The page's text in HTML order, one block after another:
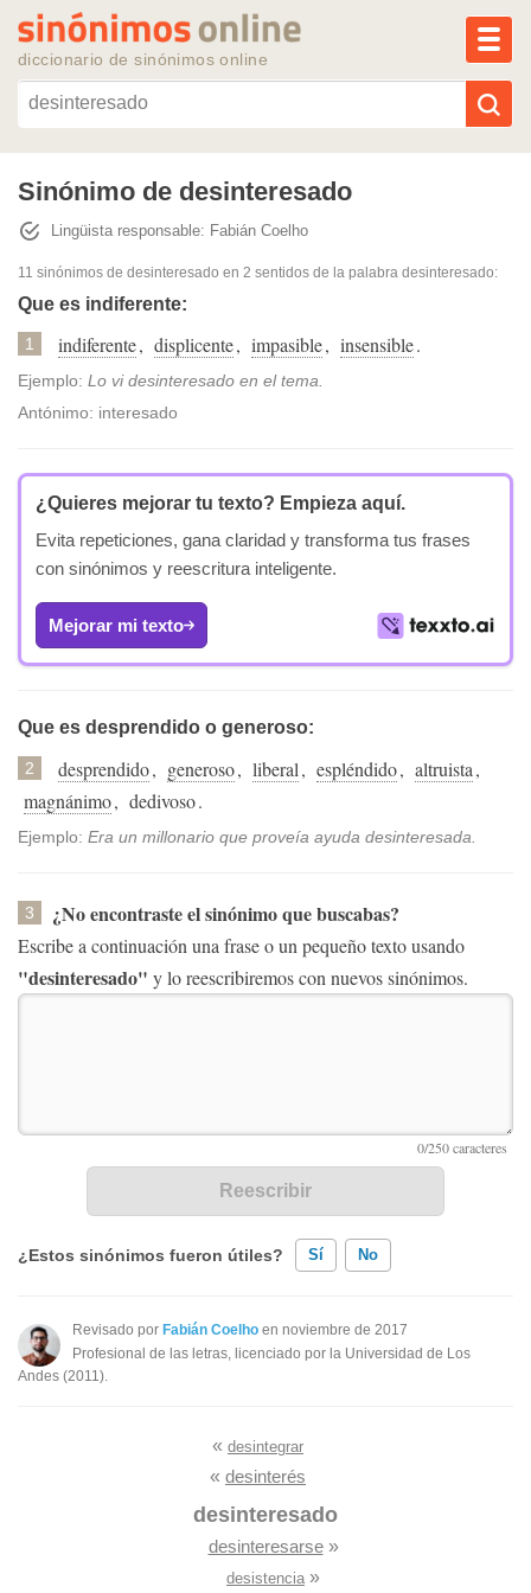
diccionario de sinónimos online
Reescribir texto con IA
Sinónimos populares
Temas recientes
Sinónimo de desinteresado
Lingüista responsable: Fabián Coelho
11 sinónimos de desinteresado en 2 sentidos de la palabra desinteresado:
Que es indiferente:
1 indiferente, displicente, impasible, insensible.
Ejemplo: Lo vi desinteresado en el tema.
Antónimo: interesado
¿Quieres mejorar tu texto? Empieza aquí.
Evita repeticiones, gana claridad y transforma tus frases
con sinónimos y reescritura inteligente.
Mejorar mi texto
Que es desprendido o generoso:
2 desprendido, generoso, liberal, espléndido, altruista,
magnánimo, dedivoso.
Ejemplo: Era un millonario que proveía ayuda desinteresada.
3 ¿No encontraste el sinónimo que buscabas?
Escribe a continuación una frase o un pequeño texto usando
"desinteresado" y lo reescribiremos con nuevos sinónimos.
¿Estos sinónimos fueron útiles? Sí No
Existen sinónimos incorrectos
Ninguno de los sinónimos presentados me ayudó
Revisado por Fabián Coelho en noviembre de 2017
Profesional de las letras, licenciado por la Universidad de Los
Andes (2011).
« desintegrar
« desinterés
desinteresado
desinteresarse»
desistencia »